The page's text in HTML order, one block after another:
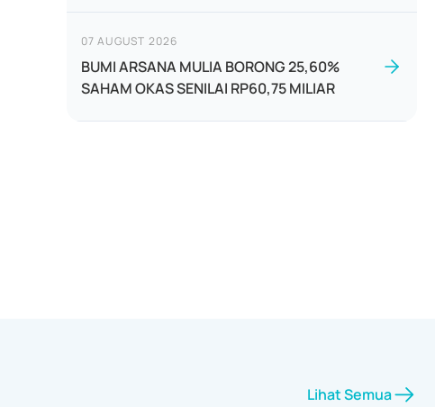
07 AUGUST 2026
BUMI ARSANA MULIA BORONG 25,60%
SAHAM OKAS SENILAI RP60,75 MILIAR
Lihat Semua